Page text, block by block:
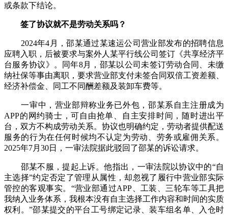
或条款下结论。
签了协议就不是劳动关系吗？
2024年4月，邵某通过某速运公司营业部发布的招聘信息
应聘入职，后被要求与案外人某平行线公司签订《共享经济平
台服务协议》。同年8月，邵某以公司未签订劳动合同、未缴
纳社保等事由离职，要求营业部支付未签合同双倍工资差额、
经济补偿金、同工不同酬差额及装卸车费等。
一审中，营业部辩称业务已外包，邵某系自主注册成为
APP的网约骑士，可自由抢单、自主安排时间，随时进出平
台，双方不构成劳动关系。协议也明确约定，劳动者提供配送
服务的行为在任何时候均不认定为劳动、劳务或雇佣关系。
2025年7月30日，一审法院据此驳回了邵某的诉讼请求。
邵某不服，提起上诉。他指出，一审法院以协议中的“自
主选择”约定否定了管理从属性，却忽视了履行中营业部实际
管控的客观事实。“营业部通过APP、工装、三轮车等工具把
我纳入业务体系，我根本没有自主选择工作内容和时间的实质
权利。”邵某提交的平台工号绑定记录、装车组名单、入仓时